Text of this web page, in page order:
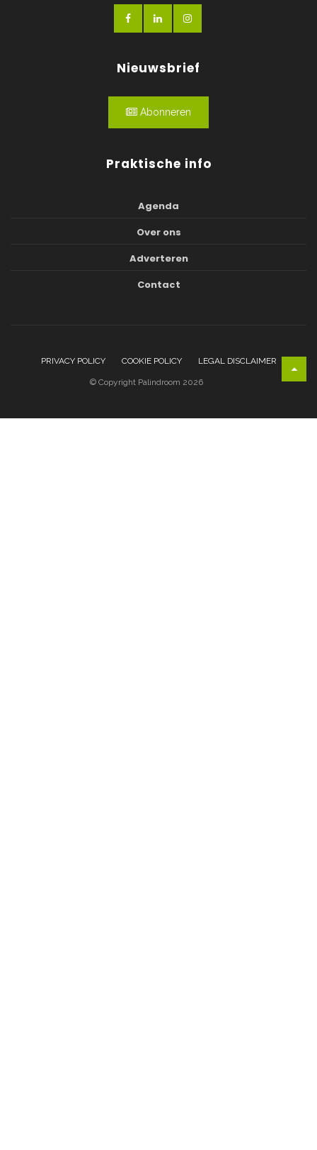
Nieuwsbrief
Abonneren
Praktische info
Agenda
Over ons
Adverteren
Contact
PRIVACY POLICY COOKIE POLICY LEGAL DISCLAIMER
© Copyright Palindroom 2026